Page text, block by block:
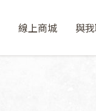
線上商城 與